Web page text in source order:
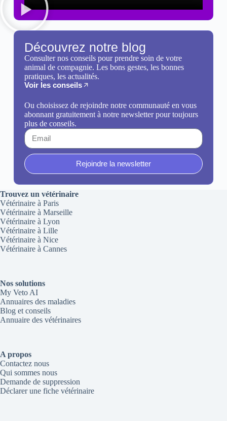
Découvrez notre blog
Consulter nos conseils pour prendre soin de votre
animal de compagnie. Les bons gestes, les bonnes
pratiques, les actualités.
Voir les conseils
Ou choisissez de rejoindre notre communauté en vous
abonnant gratuitement à notre newsletter pour toujours
plus de conseils.
Rejoindre la newsletter
Trouvez un vétérinaire
Vétérinaire à Paris
Vétérinaire à Marseille
Vétérinaire à Lyon
Vétérinaire à Lille
Vétérinaire à Nice
Vétérinaire à Cannes
Nos solutions
My Veto AI
Annuaires des maladies
Blog et conseils
Annuaire des vétérinaires
A propos
Contactez nous
Qui sommes nous
Demande de suppression
Déclarer une fiche vétérinaire